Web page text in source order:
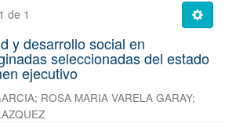
de 1
y desarrollo social en
seleccionadas del estado
ejecutivo
; ROSA MARIA VARELA GARAY;